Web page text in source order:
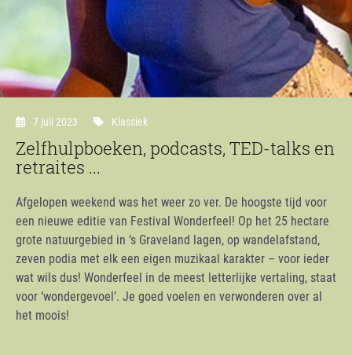
7 juli 2023 Klassiek
Zelfhulpboeken, podcasts, TED-talks en
retraites ...
Afgelopen weekend was het weer zo ver. De hoogste tijd voor
een nieuwe editie van Festival Wonderfeel! Op het 25 hectare
grote natuurgebied in ‘s Graveland lagen, op wandelafstand,
zeven podia met elk een eigen muzikaal karakter – voor ieder
wat wils dus! Wonderfeel in de meest letterlijke vertaling, staat
voor ‘wondergevoel’. Je goed voelen en verwonderen over al
het moois!